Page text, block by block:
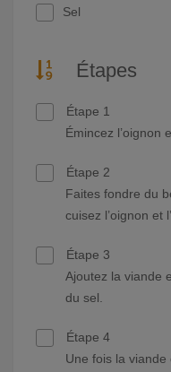
Sel
Étapes
Étape 1
Émincez l’oignon
Étape 2
Faites fondre du
cuisez l’oignon et
Étape 3
Ajoutez la viande
du sel.
Étape 4
Une fois la